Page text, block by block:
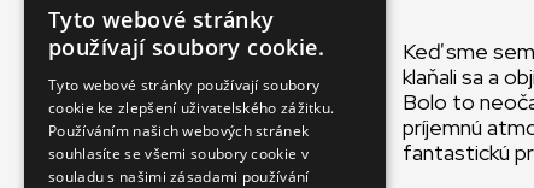
Keď sme
klaňali sa a
Bolo to
príjemnú
fantastickú
CZECH
Tyto webové stránky
používají soubory cookie.
Tyto webové stránky používají soubory
cookie ke zlepšení uživatelského zážitku.
Používáním našich webových stránek
souhlasíte se všemi soubory cookie v
souladu s našimi zásadami používání